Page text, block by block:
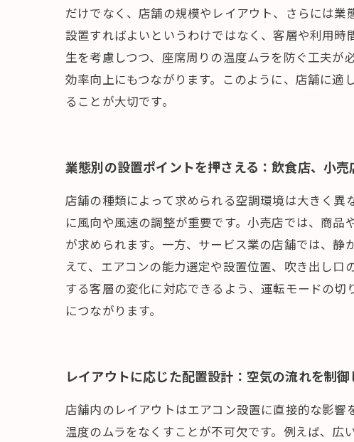
だけでなく、店舗の規模やレイアウト、さらには
設置すればよいというわけではなく、客層や利用
生を考慮しつつ、座席周りの温度ムラを防ぐ工夫
効率向上にもつながります。このように、店舗に
ることが大切です。
業態別の設置ポイントを押さえる：飲食店、小
店舗の種類によって求められる空調環境は大きく
に風向や風速の調整が重要です。小売店では、商
が求められます。一方、サービス業の店舗では、
えて、エアコンの能力選定や設置位置、吹き出し
する客層の変化に対応できるよう、運転モードの
につながります。
レイアウトに応じた配置設計：空気の流れを制
店舗内のレイアウトはエアコン設置に直接的な影響
温度のムラをなくすことが不可欠です。例えば、